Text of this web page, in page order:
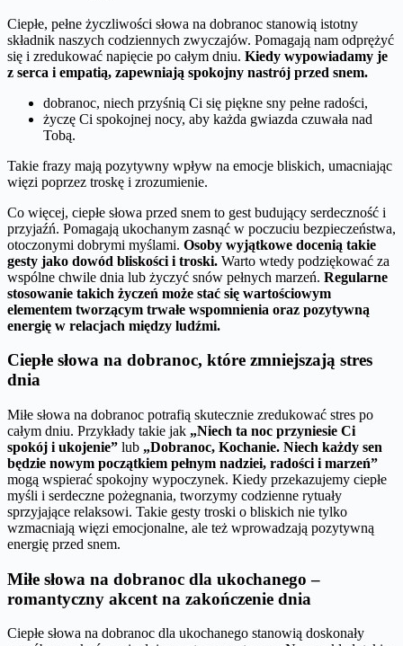
Ciepłe, pełne życzliwości słowa na dobranoc stanowią istotny
składnik naszych codziennych zwyczajów. Pomagają nam odprężyć
się i zredukować napięcie po całym dniu. Kiedy wypowiadamy je
z serca i empatią, zapewniają spokojny nastrój przed snem.
dobranoc, niech przyśnią Ci się piękne sny pełne radości,
życzę Ci spokojnej nocy, aby każda gwiazda czuwała nad
Tobą.
Takie frazy mają pozytywny wpływ na emocje bliskich, umacniając
więzi poprzez troskę i zrozumienie.
Co więcej, ciepłe słowa przed snem to gest budujący serdeczność i
przyjaźń. Pomagają ukochanym zasnąć w poczuciu bezpieczeństwa,
otoczonymi dobrymi myślami. Osoby wyjątkowe docenią takie
gesty jako dowód bliskości i troski. Warto wtedy podziękować za
wspólne chwile dnia lub życzyć snów pełnych marzeń. Regularne
stosowanie takich życzeń może stać się wartościowym
elementem tworzącym trwałe wspomnienia oraz pozytywną
energię w relacjach między ludźmi.
Ciepłe słowa na dobranoc, które zmniejszają stres
dnia
Miłe słowa na dobranoc potrafią skutecznie zredukować stres po
całym dniu. Przykłady takie jak „Niech ta noc przyniesie Ci
spokój i ukojenie” lub „Dobranoc, Kochanie. Niech każdy sen
będzie nowym początkiem pełnym nadziei, radości i marzeń”
mogą wspierać spokojny wypoczynek. Kiedy przekazujemy ciepłe
myśli i serdeczne pożegnania, tworzymy codzienne rytuały
sprzyjające relaksowi. Takie gesty troski o bliskich nie tylko
wzmacniają więzi emocjonalne, ale też wprowadzają pozytywną
energię przed snem.
Miłe słowa na dobranoc dla ukochanego –
romantyczny akcent na zakończenie dnia
Ciepłe słowa na dobranoc dla ukochanego stanowią doskonały